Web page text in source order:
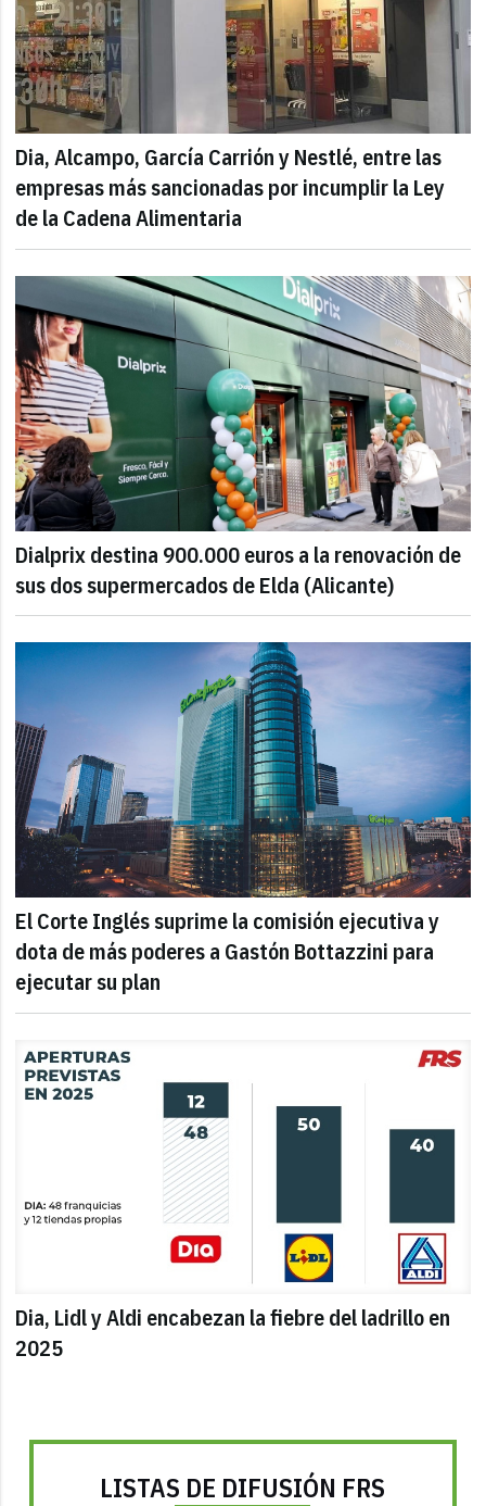
Dia, Alcampo, García Carrión y Nestlé, entre las
empresas más sancionadas por incumplir la Ley
de la Cadena Alimentaria
Dialprix destina 900.000 euros a la renovación de
sus dos supermercados de Elda (Alicante)
El Corte Inglés suprime la comisión ejecutiva y
dota de más poderes a Gastón Bottazzini para
ejecutar su plan
Dia, Lidl y Aldi encabezan la fiebre del ladrillo en
2025
LISTAS DE DIFUSIÓN FRS